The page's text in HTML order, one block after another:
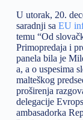
U utorak, 20.
saradnji sa EU
temu “Od
Primopredaja i
panela bila je
a, a o uspesima
malteškog
proširenja
delegacije
ambasadorka